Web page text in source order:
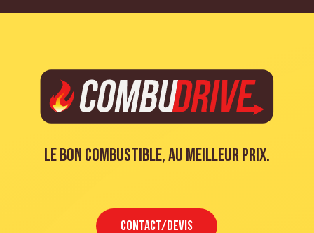
Le bon combustible, au meilleur prix.
CONTACT/DEVIS